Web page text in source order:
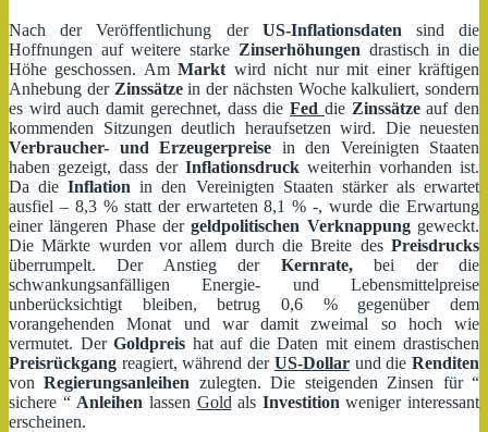
Nach der Veröffentlichung der US-Inflationsdaten sind die
Hoffnungen auf weitere starke Zinserhöhungen drastisch in die
Höhe geschossen. AmMarkt wird nicht nur mit einer kräftigen
Anhebung der Zinssätzein der nächsten Woche kalkuliert, sondern
es wird auch damit gerechnet, dass dieFed die Zinssätzeauf den
kommenden Sitzungen deutlich heraufsetzen wird. Die neuesten
Verbraucher- und Erzeugerpreise in den Vereinigten Staaten
haben gezeigt, dass der Inflationsdruck weiterhin vorhanden ist.
Da dieInflation in den Vereinigten Staaten stärker als erwartet
ausfiel – 8,3 % statt der erwarteten 8,1 % -, wurde die Erwartung
einer längeren Phase dergeldpolitischen Verknappunggeweckt.
Die Märkte wurden vor allem durch die Breite des Preisdrucks
überrumpelt. Der Anstieg der Kernrate,bei der die
schwankungsanfälligen Energie- und Lebensmittelpreise
unberücksichtigt bleiben, betrug 0,6 % gegenüber dem
vorangehenden Monat und war damit zweimal so hoch wie
vermutet. DerGoldpreis hat auf die Daten mit einem drastischen
Preisrückgang reagiert, während der US-Dollarund dieRenditen
vonRegierungsanleihen zulegten. Die steigenden Zinsen für “
sichere “ Anleihen lassen Gold als Investition weniger interessant
erscheinen.